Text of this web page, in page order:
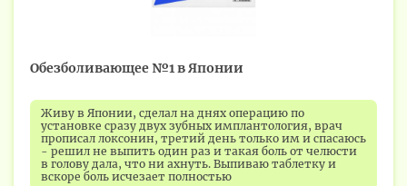
Обезболивающее №1 в Японии
Живу в Японии, сделал на днях операцию по
установке сразу двух зубных имплантология, врач
прописал локсонин, третий день только им и спасаюсь
- решил не выпить один раз и такая боль от челюсти
в голову дала, что ни ахнуть. Выпиваю таблетку и
вскоре боль исчезает полностью